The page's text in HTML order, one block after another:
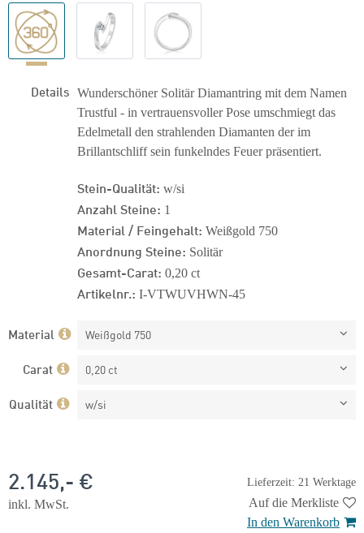
Details Wunderschöner Solitär Diamantring mit dem Namen
Trustful - in vertrauensvoller Pose umschmiegt das
Edelmetall den strahlenden Diamanten der im
Brillantschliff sein funkelndes Feuer präsentiert.
Stein-Qualität: w/si
Anzahl Steine: 1
Material / Feingehalt: Weißgold 750
Anordnung Steine: Solitär
Gesamt-Carat: 0,20 ct
Artikelnr.: I-VTWUVHWN-45
Material Weißgold 750
Carat 0,20 ct
Qualität w/si
Lieferzeit: 21 Werktage
2.145,- €
inkl. MwSt.
Auf die Merkliste
In den Warenkorb